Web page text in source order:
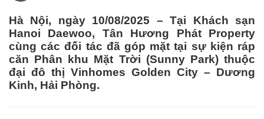
Hà Nội, ngày 10/08/2025 – Tại Khách sạn
Hanoi Daewoo, Tân Hương Phát Property
cùng các đối tác đã góp mặt tại sự kiện ráp
căn Phân khu Mặt Trời (Sunny Park) thuộc
đại đô thị Vinhomes Golden City – Dương
Kinh, Hải Phòng.